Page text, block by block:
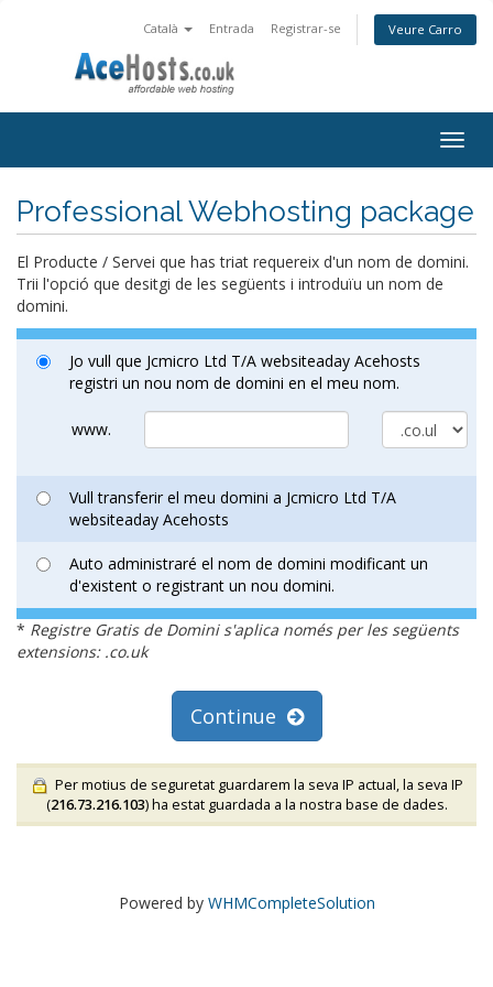
Català Entrada Registrar-se Veure Carro
Professional Webhosting package
El Producte / Servei que has triat requereix d'un nom de domini.
Trii l'opció que desitgi de les següents i introduïu un nom de
domini.
Jo vull que Jcmicro Ltd T/A websiteaday Acehosts
registri un nou nom de domini en el meu nom.
www.
Vull transferir el meu domini a Jcmicro Ltd T/A
websiteaday Acehosts
Auto administraré el nom de domini modificant un
d'existent o registrant un nou domini.
* Registre Gratis de Domini s'aplica només per les següents
extensions: .co.uk
Continue
Per motius de seguretat guardarem la seva IP actual, la seva IP
(216.73.216.103) ha estat guardada a la nostra base de dades.
Powered by WHMCompleteSolution